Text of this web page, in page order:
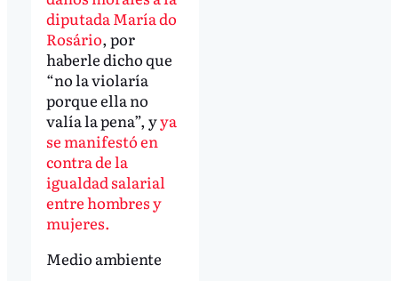
diputada María do
Rosário, por
haberle dicho que
“no la violaría
porque ella no
valía la pena”, yya
se manifestó en
contra de la
igualdad salarial
entre hombres y
mujeres.
Medio ambiente